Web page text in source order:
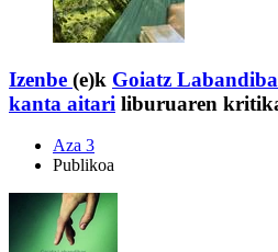
Izenbe (e)k Goiatz
kanta aitari liburuaren
Aza 3
Publikoa